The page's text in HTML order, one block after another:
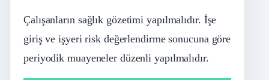
Çalışanların sağlık gözetimi yapılmalıdır. İşe
giriş ve işyeri risk değerlendirme sonucuna göre
periyodik muayeneler düzenli yapılmalıdır.